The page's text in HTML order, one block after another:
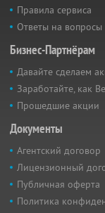
Правила сервиса
Ответы на вопросы
Бизнес-Партнёрам
Давайте сделаем
Заработайте, как
Прошедшие акции
Документы
Агентский договор
Лицензионный
Публичная оферта
Политика